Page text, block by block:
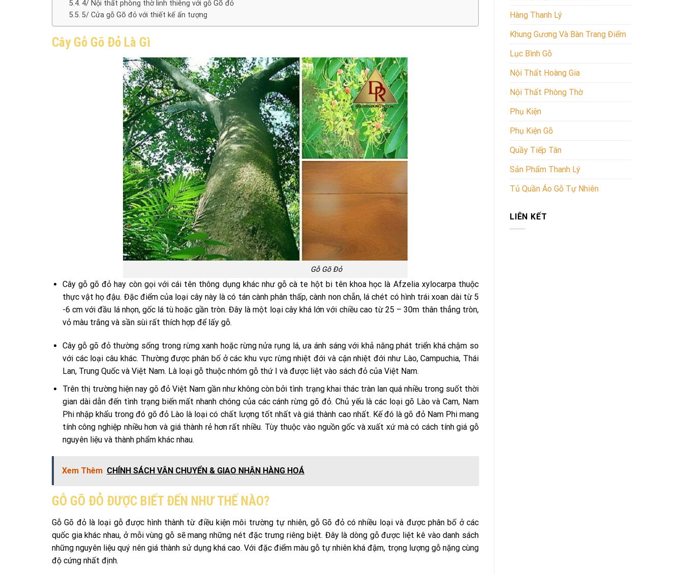
4/ Nội thất phòng thờ linh thiêng với gỗ Gõ đỏ
5/ Cửa gỗ Gõ đỏ với thiết kế ấn tượng
Cây Gỗ Gõ Đỏ Là Gì
Gỗ Gõ Đỏ
Cây gỗ gõ đỏ hay còn gọi với cái tên thông dụng khác như gỗ cà te hột bi tên khoa học là Afzelia xylocarpa thuộc
thực vật họ đậu. Đặc điểm của loại cây này là có tán cành phân thấp, cành non chẵn, lá chét có hình trái xoan dài từ 5
-6 cm với đầu lá nhọn, gốc lá tù hoặc gần tròn. Đây là một loại cây khá lớn với chiều cao từ 25 – 30m thân thẳng tròn,
vỏ màu trắng và sần sùi rất thích hợp để lấy gỗ.
Cây gỗ gõ đỏ thường sống trong rừng xanh hoặc rừng nửa rụng lá, ưa ánh sáng với khả năng phát triển khá chậm so
với các loại câu khác. Thường được phân bố ở các khu vực rừng nhiệt đới và cận nhiệt đới như Lào, Campuchia, Thái
Lan, Trung Quốc và Việt Nam. Là loại gỗ thuộc nhóm gỗ thứ I và được liệt vào sách đỏ của Việt Nam.
Trên thị trường hiện nay gõ đỏ Việt Nam gần như không còn bởi tình trạng khai thác tràn lan quá nhiều trong suốt thời
gian dài dẫn đến tình trạng biến mất nhanh chóng của các cánh rừng gõ đỏ. Chủ yếu là các loại gõ Lào và Cam, Nam
Phi nhập khẩu trong đó gõ đỏ Lào là loại có chất lượng tốt nhất và giá thành cao nhất. Kế đó là gõ đỏ Nam Phi mang
tính công nghiệp nhiều hơn và giá thành rẻ hơn rất nhiều. Tùy thuộc vào nguồn gốc và xuất xứ mà có cách tính giá gỗ
nguyên liệu và thành phẩm khác nhau.
Xem Thêm CHÍNH SÁCH VẬN CHUYỂN & GIAO NHẬN HÀNG HOÁ
GỖ GÕ ĐỎ ĐƯỢC BIẾT ĐẾN NHƯ THẾ NÀO?
Gỗ Gõ đỏ là loại gỗ được hình thành từ điều kiện môi trường tự nhiên, gỗ Gõ đỏ có nhiều loại và được phân bố ở các
quốc gia khác nhau, ở mỗi vùng gỗ sẽ mang những nét đặc trưng riêng biệt. Đây là dòng gỗ được liệt kê vào danh sách
những nguyên liệu quý nên giá thành sử dụng khá cao. Với đặc điểm màu gỗ tự nhiên khá đậm, trọng lượng gỗ nặng cùng
độ cứng nhất định.
Hàng Thanh Lý
Khung Gương Và Bàn Trang Điểm
Lục Bình Gỗ
Nội Thất Hoàng Gia
Nội Thất Phòng Thờ
Phụ Kiện
Phụ Kiện Gỗ
Quầy Tiếp Tân
Sản Phẩm Thanh Lý
Tủ Quần Áo Gỗ Tự Nhiên
LIÊN KẾT